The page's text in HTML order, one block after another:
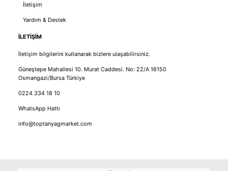
İletişim
Yardım & Destek
İLETİŞİM
İletişim bilgilerini kullanarak bizlere ulaşabilirsiniz.
Güneştepe Mahallesi 10. Murat Caddesi. No: 22/A 16150
Osmangazi/Bursa Türkiye
0224 334 18 10
WhatsApp Hattı
info@toptanyagmarket.com